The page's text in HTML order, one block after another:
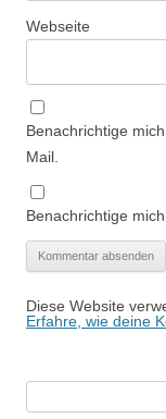
Webseite
Benachrichtige
Mail.
Benachrichtige
Diese Website
Erfahre, wie deine